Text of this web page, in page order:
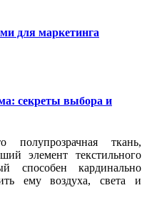
для маркетинга
секреты выбора и
ткань,
элемент текстильного
способен кардинально
ему воздуха, света и